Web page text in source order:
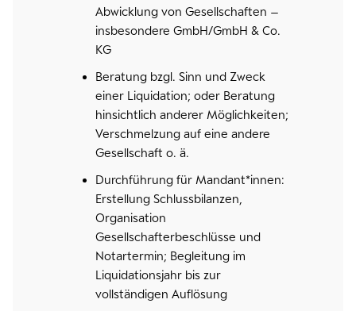
Abwicklung von Gesellschaften –
insbesondere GmbH/GmbH & Co.
KG
Beratung bzgl. Sinn und Zweck
einer Liquidation; oder Beratung
hinsichtlich anderer Möglichkeiten;
Verschmelzung auf eine andere
Gesellschaft o. ä.
Durchführung für Mandant*innen:
Erstellung Schlussbilanzen,
Organisation
Gesellschafterbeschlüsse und
Notartermin; Begleitung im
Liquidationsjahr bis zur
vollständigen Auflösung